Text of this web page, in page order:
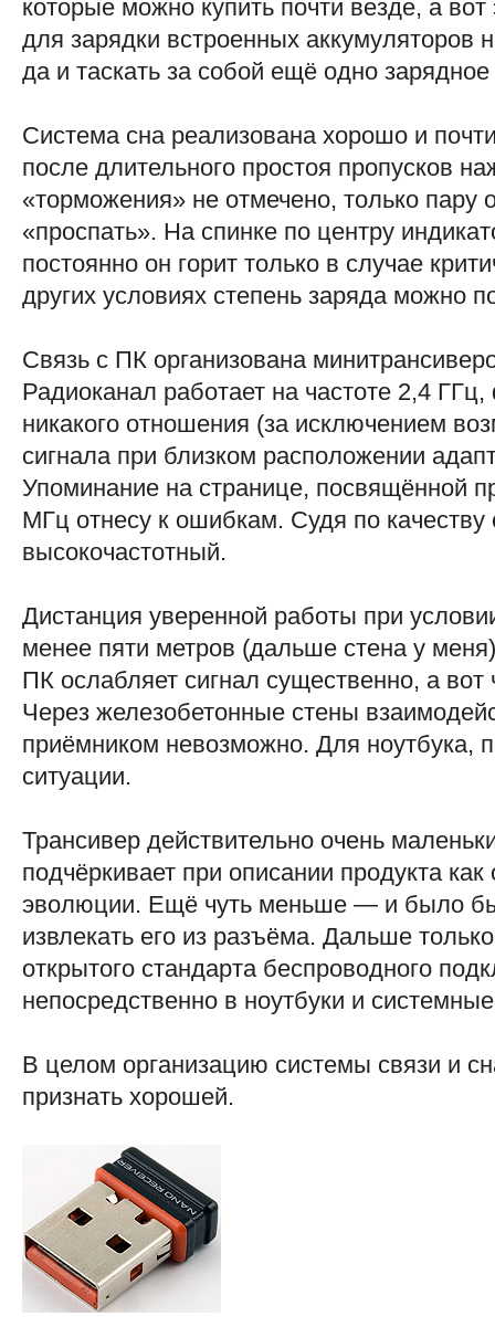
которые можно купить почти везде, а вот
для зарядки встроенных аккумуляторов
да и таскать за собой ещё одно
Система сна реализована хорошо и
после длительного простоя пропусков
«торможения» не отмечено, только пару
«проспать». На спинке по центру
постоянно он горит только в случае
других условиях степень заряда можно
Связь с ПК организована
Радиоканал работает на частоте 2,4
никакого отношения (за исключением
сигнала при близком расположении
Упоминание на странице, посвящённой
МГц отнесу к ошибкам. Судя по качеству
высокочастотный.
Дистанция уверенной работы при
менее пяти метров (дальше стена у
ПК ослабляет сигнал существенно, а вот
Через железобетонные стены
приёмником невозможно. Для ноутбука,
ситуации.
Трансивер действительно очень
подчёркивает при описании продукта
эволюции. Ещё чуть меньше — и было бы
извлекать его из разъёма. Дальше
открытого стандарта беспроводного
непосредственно в ноутбуки и
В целом организацию системы связи и
признать хорошей.